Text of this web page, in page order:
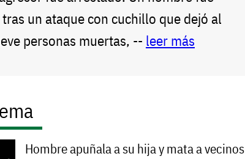
un ataque con cuchillo que dejó al
personas muertas, -- leer más
Hombre apuñala a su hija y mata a vecinos